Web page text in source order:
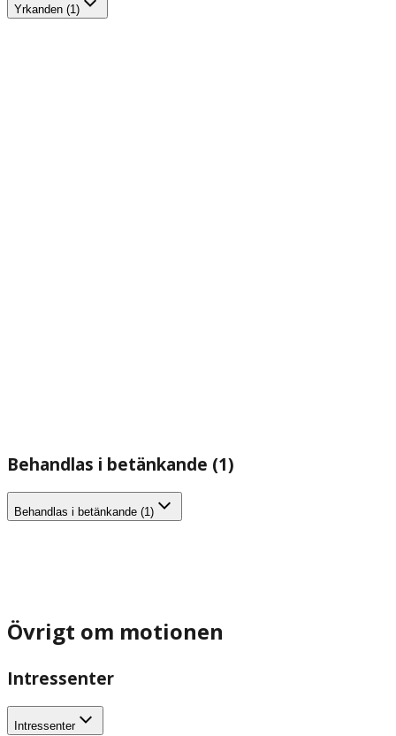
Yrkanden (1)
Behandlas i betänkande (1)
Behandlas i betänkande (1)
Övrigt om motionen
Intressenter
Intressenter